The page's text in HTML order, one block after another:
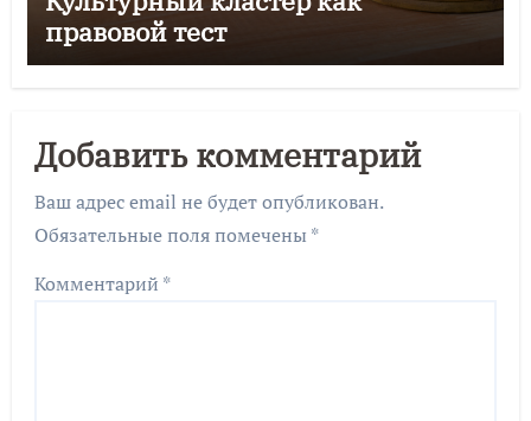
правовой тест
Добавить комментарий
Ваш адрес email не будет опубликован.
Обязательные поля помечены *
Комментарий *